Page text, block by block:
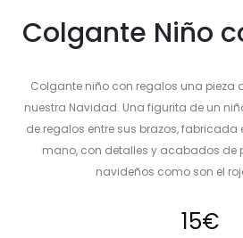
Colgante Niño
Colgante niño con regalos una pieza
nuestra Navidad. Una figurita de un
de regalos entre sus brazos,
mano, con detalles y acabados de
navideños como son el
15€